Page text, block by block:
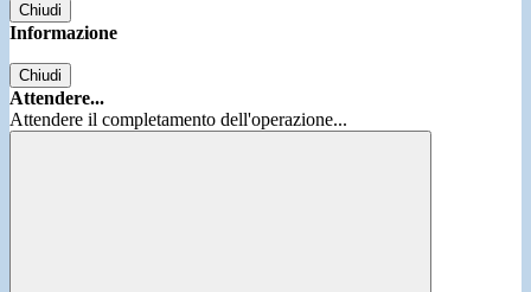
Chiudi
Informazione
Chiudi
Attendere...
Attendere il completamento dell'operazione...